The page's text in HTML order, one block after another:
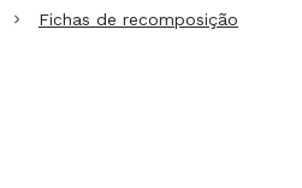
Fichas de recomposição